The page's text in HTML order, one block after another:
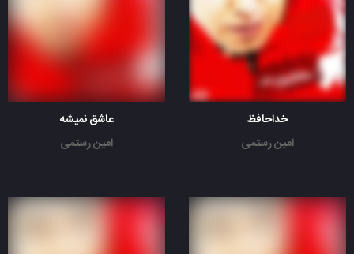
خداحافظ
امین رستمی
عاشق نمیشه
امین رستمی